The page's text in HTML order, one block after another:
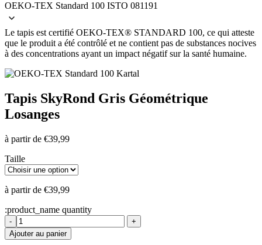
OEKO-TEX Standard 100 ISTO 081191
Le tapis est certifié OEKO-TEX® STANDARD 100, ce qui atteste
que le produit a été contrôlé et ne contient pas de substances nocives
à des concentrations ayant un impact négatif sur la santé humaine.
Tapis SkyRond Gris Géométrique
Losanges
à partir de €39,99
Taille
à partir de €39,99
:product_name quantity
-
+
Ajouter au panier